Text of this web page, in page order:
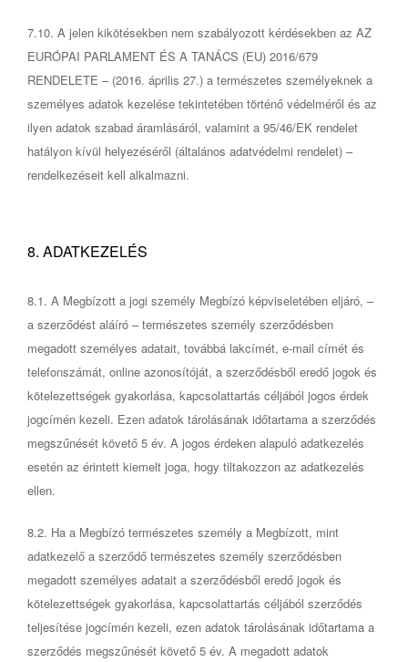
7.10. A jelen kikötésekben nem szabályozott kérdésekben az AZ
EURÓPAI PARLAMENT ÉS A TANÁCS (EU) 2016/679
RENDELETE – (2016. április 27.) a természetes személyeknek a
személyes adatok kezelése tekintetében történő védelméről és az
ilyen adatok szabad áramlásáról, valamint a 95/46/EK rendelet
hatályon kívül helyezéséről (általános adatvédelmi rendelet) –
rendelkezéseit kell alkalmazni.
8. ADATKEZELÉS
8.1. A Megbízott a jogi személy Megbízó képviseletében eljáró, –
a szerződést aláíró – természetes személy szerződésben
megadott személyes adatait, továbbá lakcímét, e-mail címét és
telefonszámát, online azonosítóját, a szerződésből eredő jogok és
kötelezettségek gyakorlása, kapcsolattartás céljából jogos érdek
jogcímén kezeli. Ezen adatok tárolásának időtartama a szerződés
megszűnését követő 5 év. A jogos érdeken alapuló adatkezelés
esetén az érintett kiemelt joga, hogy tiltakozzon az adatkezelés
ellen.
8.2. Ha a Megbízó természetes személy a Megbízott, mint
adatkezelő a szerződő természetes személy szerződésben
megadott személyes adatait a szerződésből eredő jogok és
kötelezettségek gyakorlása, kapcsolattartás céljából szerződés
teljesítése jogcímén kezeli, ezen adatok tárolásának időtartama a
szerződés megszűnését követő 5 év. A megadott adatok